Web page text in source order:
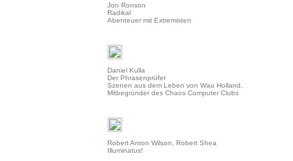
Jon Ronson
Radikal
Abenteuer mit Extremisten
Daniel Kulla
Der Phrasenprüfer
Szenen aus dem Leben von Wau Holland,
Mitbegründer des Chaos Computer Clubs
Robert Anton Wilson, Robert Shea
Illuminatus!